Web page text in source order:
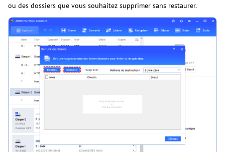
ou des dossiers que vous souhaitez supprimer sans restaurer.